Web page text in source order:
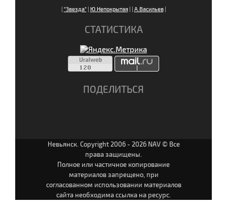
| "Звезда"| Ю.Непокрытая| | А.Васильев|
СТАТИСТИКА
ПОДЕЛИТЬСЯ
Невьянск. Copyright 2006 - 2026 NAV © Все
права защищены.
Полное или частичное копирование
материалов запрещено, при
согласованном использовании материалов
сайта необходима ссылка на ресурс.